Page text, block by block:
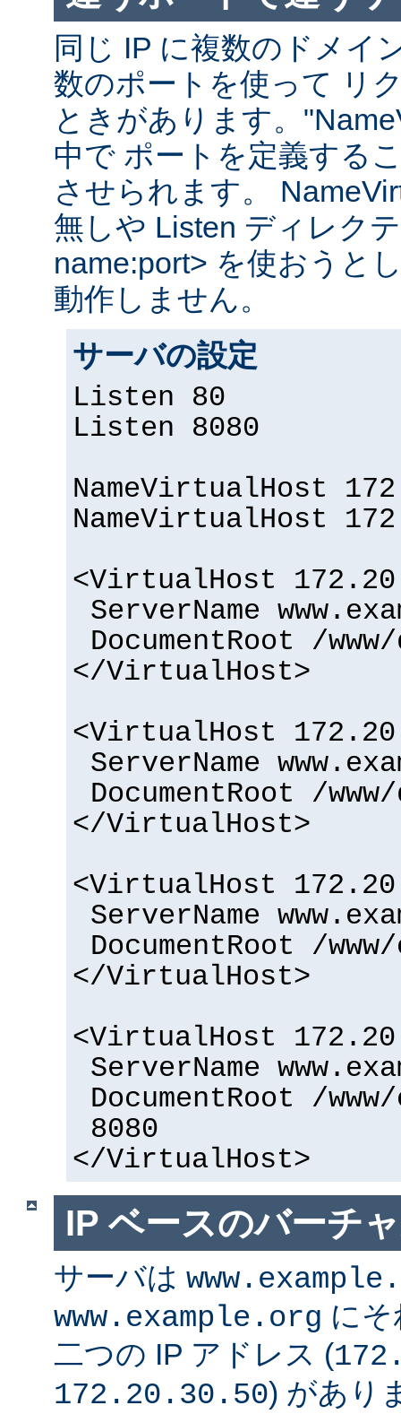
同じ IP に複数のドメイ
数のポートを使って リ
ときがあります。
中で ポートを定義する
させられます。
無しや Listen ディレク
name:port> を使おうと
動作しません。
サーバの設定
Listen 80
Listen 8080
NameVirtualHost
NameVirtualHost
<VirtualHost
ServerName
DocumentRoot /
</VirtualHost>
<VirtualHost
ServerName
DocumentRoot /
</VirtualHost>
<VirtualHost
ServerName
DocumentRoot /
</VirtualHost>
<VirtualHost
ServerName
DocumentRoot /
8080
</VirtualHost>
IP ベースのバーチ
サーバは
www.example.org に
二つの IP アドレス (
172.20.30.50) があり